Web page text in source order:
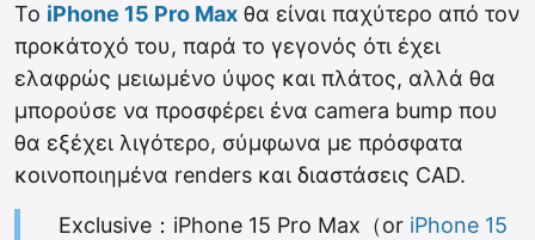
Το iPhone 15 Pro Max θα είναι παχύτερο από τον
προκάτοχό του, παρά το γεγονός ότι έχει
ελαφρώς μειωμένο ύψος και πλάτος, αλλά θα
μπορούσε να προσφέρει ένα camera bump που
θα εξέχει λιγότερο, σύμφωνα με πρόσφατα
κοινοποιημένα renders και διαστάσεις CAD.
Exclusive：iPhone 15 Pro Max（or iPhone 15